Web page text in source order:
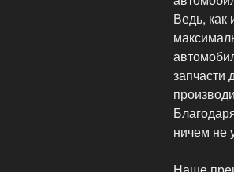
Ведь, как
запчасти
ничем не